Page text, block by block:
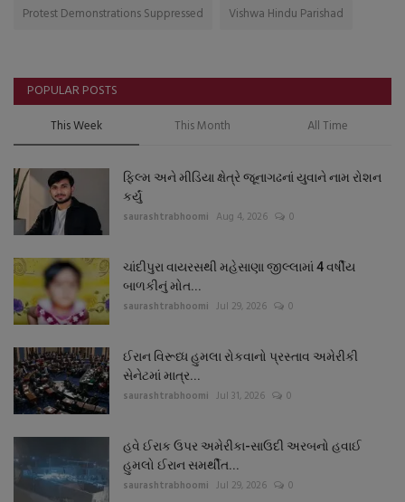
Protest Demonstrations Suppressed
Vishwa Hindu Parishad
POPULAR POSTS
This Week This Month All Time
ફિલ્મ અને મીડિયા ક્ષેત્રે જૂનાગઢનાં યુવાને નામ રોશન
કર્યું
saurashtrabhoomi Aug 4, 2026 0
ચાંદીપુરા વાયરસથી મહેસાણા જીલ્લામાં 4 વર્ષીય
બાળકીનું મોત...
saurashtrabhoomi Jul 29, 2026 0
ઈરાન વિરૂધ્ધ હુમલા રોકવાનો પ્રસ્તાવ અમેરીકી
સેનેટમાં માત્ર...
saurashtrabhoomi Jul 31, 2026 0
હવે ઈરાક ઉપર અમેરીકા-સાઉદી અરબનો હવાઈ
હુમલો ઈરાન સમર્થીત...
saurashtrabhoomi Jul 29, 2026 0